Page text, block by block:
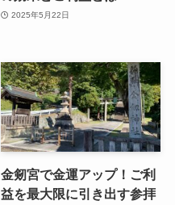
2025年5月22日
金剱宮で金運アップ！ご利
益を最大限に引き出す参拝